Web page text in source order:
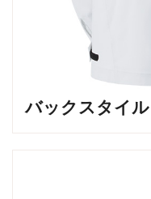
バックスタイル